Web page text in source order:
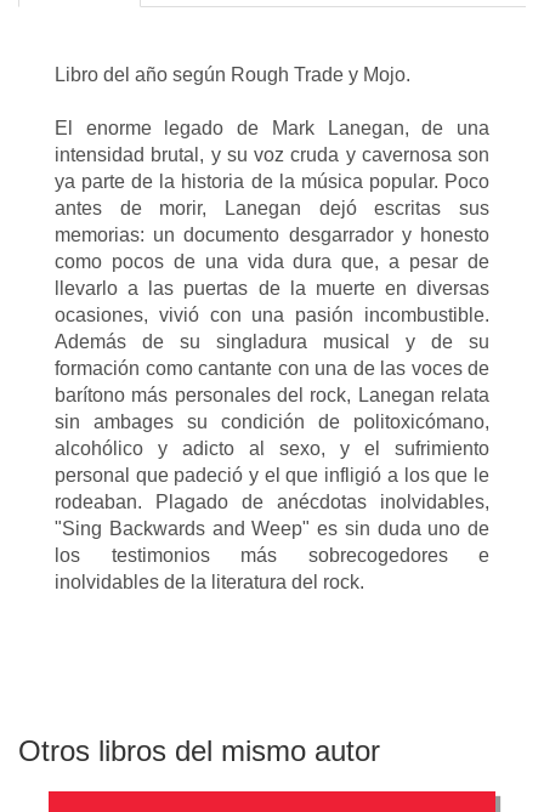
Libro del año según Rough Trade y Mojo.
El enorme legado de Mark Lanegan, de una
intensidad brutal, y su voz cruda y cavernosa son
ya parte de la historia de la música popular. Poco
antes de morir, Lanegan dejó escritas sus
memorias: un documento desgarrador y honesto
como pocos de una vida dura que, a pesar de
llevarlo a las puertas de la muerte en diversas
ocasiones, vivió con una pasión incombustible.
Además de su singladura musical y de su
formación como cantante con una de las voces de
barítono más personales del rock, Lanegan relata
sin ambages su condición de politoxicómano,
alcohólico y adicto al sexo, y el sufrimiento
personal que padeció y el que infligió a los que le
rodeaban. Plagado de anécdotas inolvidables,
"Sing Backwards and Weep" es sin duda uno de
los testimonios más sobrecogedores e
inolvidables de la literatura del rock.
Otros libros del mismo autor